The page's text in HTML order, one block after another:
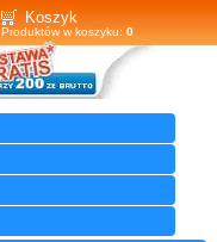
Koszyk
Produktów w koszyku: 0